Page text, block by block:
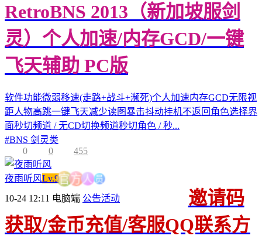
RetroBNS 2013（新加坡服剑
灵）个人加速/内存GCD/一键
飞天辅助 PC版
软件功能微弱移速(走路+战斗+濒死)个人加速内存GCD无限视
距人物高跳一键飞天减少读图暴击抖动挂机不返回角色选择界
面秒切频道 / 无CD切换频道秒切角色 / 秒...
#BNS 剑灵类
0
0 455
夜雨听风Lv.9官 方人员
10-24 12:11 电脑端 公告活动
邀请码
获取/金币充值/客服QQ联系方